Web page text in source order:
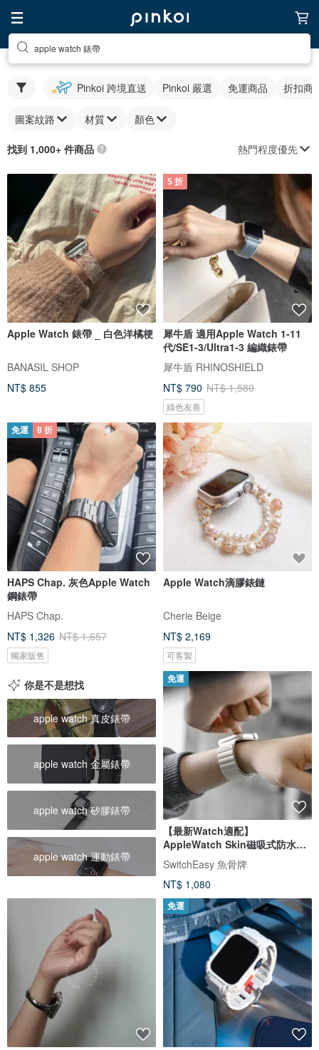
apple watch 錶帶
Pinkoi 跨境直送 Pinkoi 嚴選 免運商品 折扣商
圖案紋路 材質 顏色
找到 1,000+ 件商品 熱門程度優先
Apple Watch 錶帶 _ 白色洋橘梗
BANASIL SHOP
NT$ 855
5 折
犀牛盾 適用Apple Watch 1-11
代/SE1-3/Ultra1-3 編織錶帶
犀牛盾 RHINOSHIELD
NT$ 790 NT$ 1,580
綠色友善
免運 8 折
HAPS Chap. 灰色Apple Watch
鋼錶帶
HAPS Chap.
NT$ 1,326 NT$ 1,657
獨家販售
Apple Watch滴膠錶鏈
Cherie Beige
NT$ 2,169
可客製
你是不是想找
apple watch 真皮錶帶
apple watch 金屬錶帶
apple watch 矽膠錶帶
apple watch 運動錶帶
免運
【最新Watch適配】
AppleWatch Skin磁吸式防水矽
膠錶帶
SwitchEasy 魚骨牌
NT$ 1,080
免運